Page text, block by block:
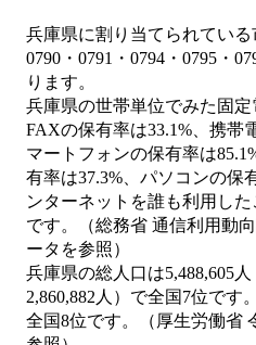
兵庫県に割り当てられている
0790・0791・0794・0795・
ります。
兵庫県の世帯単位でみた固定
FAXの保有率は33.1%、携帯
マートフォンの保有率は
有率は37.3%、パソコンの保
ンターネットを誰も利用し
です。（総務省 通信利用動
ータを参照）
兵庫県の総人口は5,488,605人
2,860,882人）で全国7位です
全国8位です。（厚生労働省